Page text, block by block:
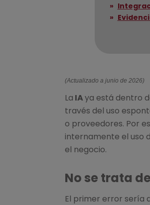
(Actualizado a junio de 2026)
La IAya está dentro
través del uso
o proveedores. Por
internamente el uso
el negocio.
No se trata
El primer error sería